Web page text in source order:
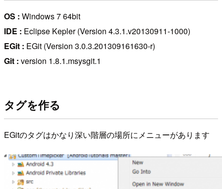
OS : Windows 7 64bit
IDE : Eclipse Kepler (Version 4.3.1.v20130911-1000)
EGit : EGit (Version 3.0.3.201309161630-r)
Git : version 1.8.1.msysgit.1
タグを作る
EGitのタグはかなり深い階層の場所にメニューがあります